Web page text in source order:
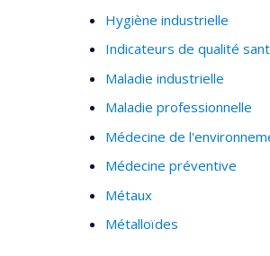
Hygiène industrielle
Indicateurs de qualité
Maladie industrielle
Maladie professionnelle
Médecine de
Médecine préventive
Métaux
Métalloïdes